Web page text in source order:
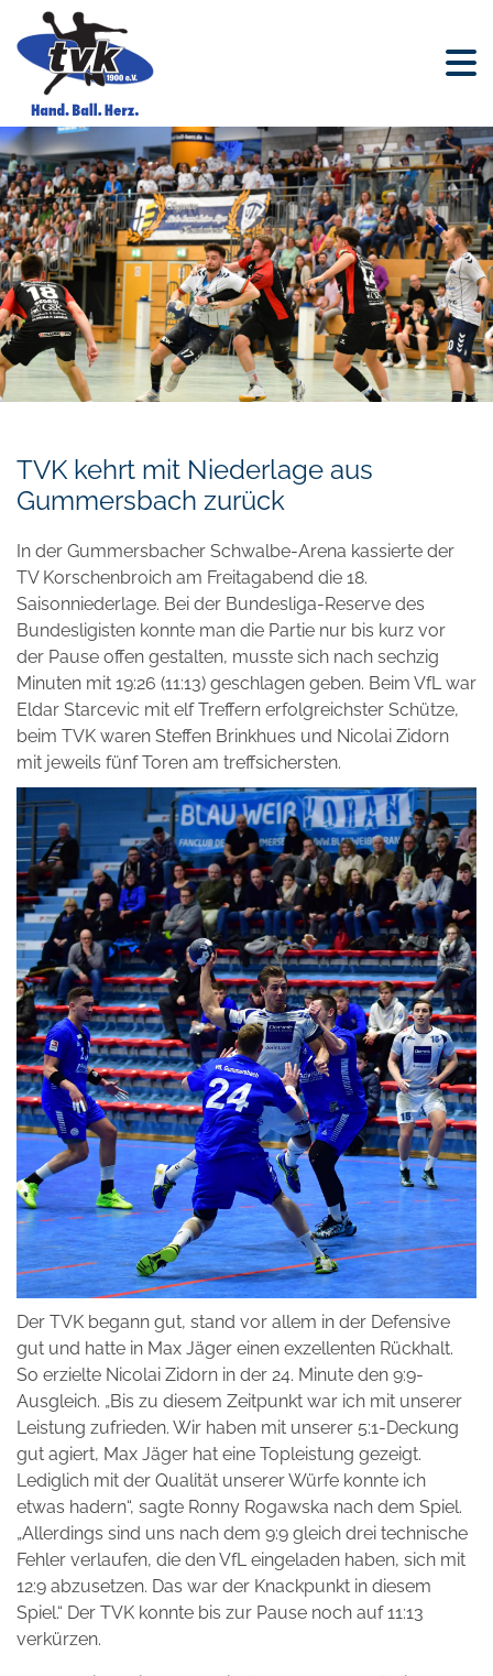
TVK kehrt mit Niederlage aus
Gummersbach zurück
In der Gummersbacher Schwalbe-Arena kassierte der
TV Korschenbroich am Freitagabend die 18.
Saisonniederlage. Bei der Bundesliga-Reserve des
Bundesligisten konnte man die Partie nur bis kurz vor
der Pause offen gestalten, musste sich nach sechzig
Minuten mit 19:26 (11:13) geschlagen geben. Beim VfL war
Eldar Starcevic mit elf Treffern erfolgreichster Schütze,
beim TVK waren Steffen Brinkhues und Nicolai Zidorn
mit jeweils fünf Toren am treffsichersten.
Der TVK begann gut, stand vor allem in der Defensive
gut und hatte in Max Jäger einen exzellenten Rückhalt.
So erzielte Nicolai Zidorn in der 24. Minute den 9:9-
Ausgleich. „Bis zu diesem Zeitpunkt war ich mit unserer
Leistung zufrieden. Wir haben mit unserer 5:1-Deckung
gut agiert, Max Jäger hat eine Topleistung gezeigt.
Lediglich mit der Qualität unserer Würfe konnte ich
etwas hadern“, sagte Ronny Rogawska nach dem Spiel.
„Allerdings sind uns nach dem 9:9 gleich drei technische
Fehler verlaufen, die den VfL eingeladen haben, sich mit
12:9 abzusetzen. Das war der Knackpunkt in diesem
Spiel.“ Der TVK konnte bis zur Pause noch auf 11:13
verkürzen.